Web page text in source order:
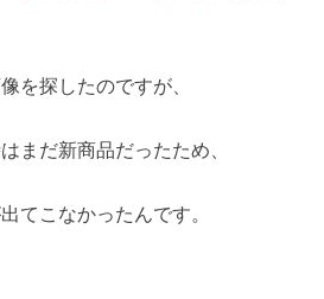
を探したのですが、
まだ新商品だったため、
てこなかったんです。